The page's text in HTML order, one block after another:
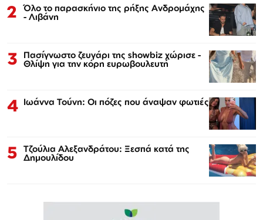
2 Όλο το παρασκήνιο της ρήξης Ανδρομάχης
- Λιβάνη
3 Πασίγνωστο ζευγάρι της showbiz χώρισε -
Θλίψη για την κόρη ευρωβουλευτή
4 Ιωάννα Τούνη: Οι πόζες που άναψαν φωτιές
5 Τζούλια Αλεξανδράτου: Ξεσπά κατά της
Δημουλίδου